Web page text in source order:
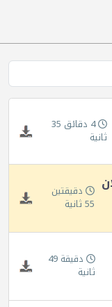
4 دقائق 35
ثانية
دقيقتين
55 ثانية
دقيقة 49
ثانية